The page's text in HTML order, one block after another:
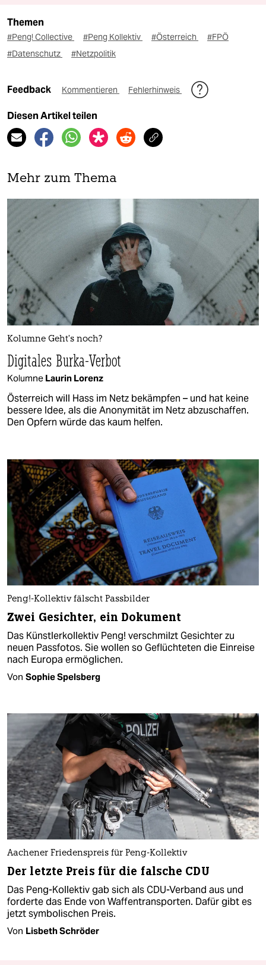
Themen
#Peng! Collective #Peng Kollektiv #Österreich
#FPÖ
#Datenschutz
#Netzpolitik
Feedback Kommentieren Fehlerhinweis
Diesen Artikel teilen
Mehr zum Thema
Kolumne Geht’s noch?
Digitales Burka-Verbot
Kolumne Laurin Lorenz
Österreich will Hass im Netz bekämpfen – und hat keine
bessere Idee, als die Anonymität im Netz abzuschaffen.
Den Opfern würde das kaum helfen.
Peng!-Kollektiv fälscht Passbilder
Zwei Gesichter, ein Dokument
Das Künstlerkollektiv Peng! verschmilzt Gesichter zu
neuen Passfotos. Sie wollen so Geflüchteten die Einreise
nach Europa ermöglichen.
Von Sophie Spelsberg
Aachener Friedenspreis für Peng-Kollektiv
Der letzte Preis für die falsche CDU
Das Peng-Kollektiv gab sich als CDU-Verband aus und
forderte das Ende von Waffentransporten. Dafür gibt es
jetzt symbolischen Preis.
Von Lisbeth Schröder